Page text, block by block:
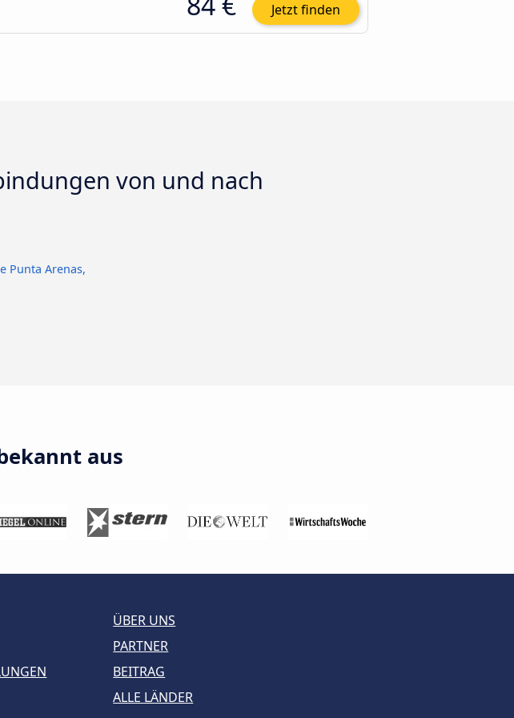
Jetzt finden
von und nach
Punta Arenas,
aus
ÜBER UNS
PARTNER
BEITRAG
ALLE LÄNDER